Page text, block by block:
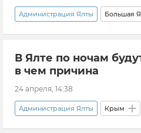
Администрация Ялты Большая
Учения
Безопасность Республики Крым и
В Ялте по ночам
в чем причина
24 апреля, 14:38
Администрация Ялты Крым
Новости Крыма Ялта